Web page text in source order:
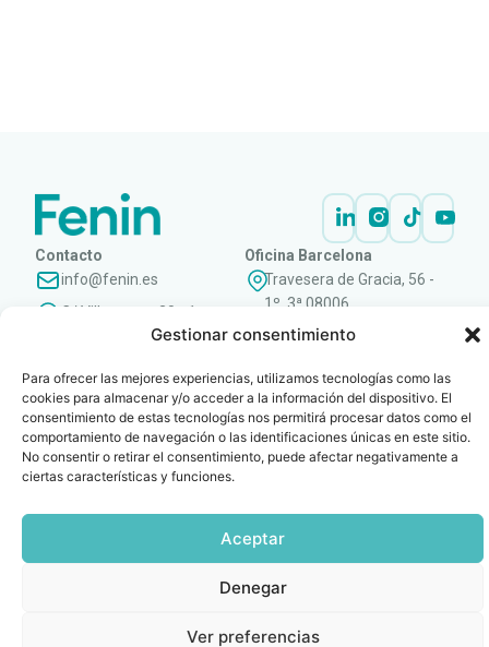
Gestionar consentimiento
Para ofrecer las mejores experiencias, utilizamos tecnologías como las
cookies para almacenar y/o acceder a la información del dispositivo. El
consentimiento de estas tecnologías nos permitirá procesar datos como el
comportamiento de navegación o las identificaciones únicas en este sitio.
No consentir o retirar el consentimiento, puede afectar negativamente a
ciertas características y funciones.
Aceptar
Denegar
Ver preferencias
Contacto
info@fenin.es
C/ Villanueva, 20 - 1-
Oficina Barcelona
Travesera de Gracia, 56 -
1º, 3ª 08006
932 014 655
Copyright © 2025 FENIN |
Todos los derechos
reservados
Política
de
privacidad
| Cookies
| Aviso
legal
| SIIF(Canal
de
denuncias)
| Políticas
y